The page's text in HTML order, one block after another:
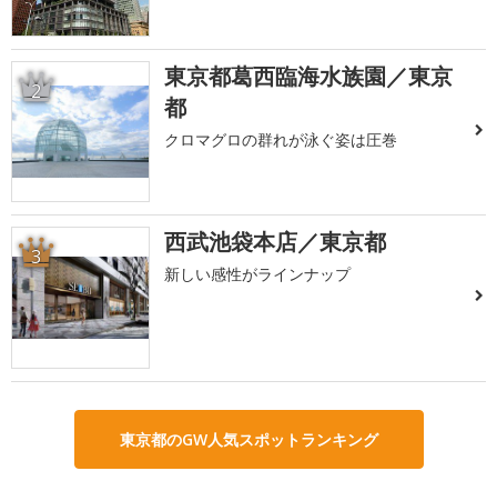
2
東京都葛西臨海水族園／東京
都
クロマグロの群れが泳ぐ姿は圧巻
3 西武池袋本店／東京都
新しい感性がラインナップ
東京都のGW人気スポットランキング